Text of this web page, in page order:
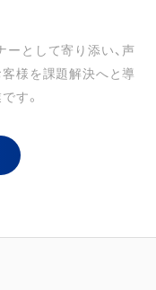
ーとして寄り添い、声
客様を課題解決へと導
す。